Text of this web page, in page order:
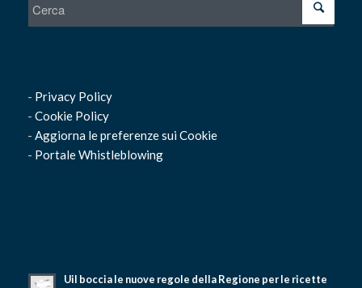
- Privacy Policy
- Cookie Policy
- Aggiorna le preferenze sui Cookie
- Portale Whistleblowing
Uil boccia le nuove regole della Regione per le ricette